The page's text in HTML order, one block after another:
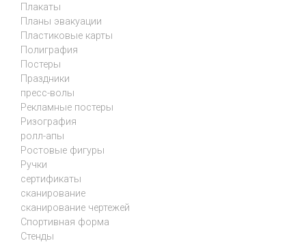
Плакаты
Планы эвакуации
Пластиковые карты
Полиграфия
Постеры
Праздники
пресс-волы
Рекламные постеры
Ризография
ролл-апы
Ростовые фигуры
Ручки
сертификаты
сканирование
сканирование чертежей
Спортивная форма
Стенды